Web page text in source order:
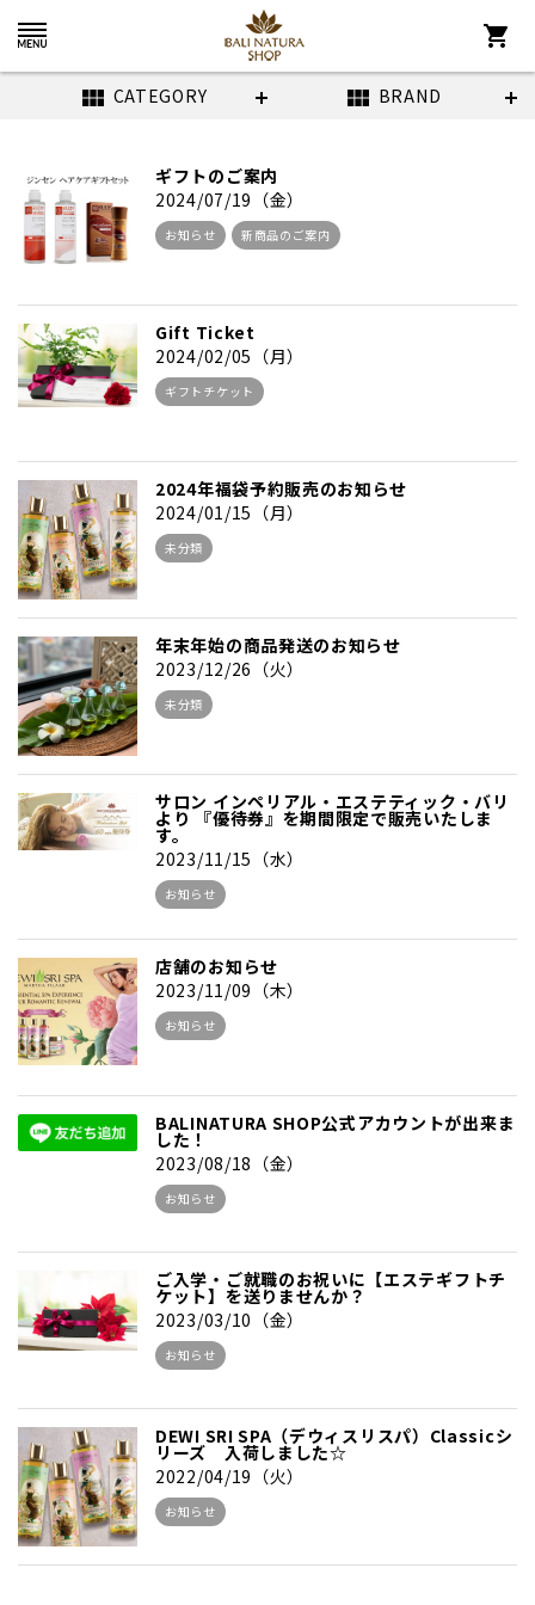
shopping_cart
view_module CATEGORY view_module BRAND
ギフトのご案内
2024/07/19（金）
お知らせ 新商品のご案内
Gift Ticket
2024/02/05（月）
ギフトチケット
2024年福袋予約販売のお知らせ
2024/01/15（月）
未分類
年末年始の商品発送のお知らせ
2023/12/26（火）
未分類
サロン インペリアル・エステティック・バリ
より 『優待券』を期間限定で販売いたしま
す。
2023/11/15（水）
お知らせ
店舗のお知らせ
2023/11/09（木）
お知らせ
BALINATURA SHOP公式アカウントが出来ま
した！
2023/08/18（金）
お知らせ
ご入学・ご就職のお祝いに【エステギフトチ
ケット】を送りませんか？
2023/03/10（金）
お知らせ
DEWI SRI SPA（デウィスリスパ）Classicシ
リーズ 入荷しました☆
2022/04/19（火）
お知らせ